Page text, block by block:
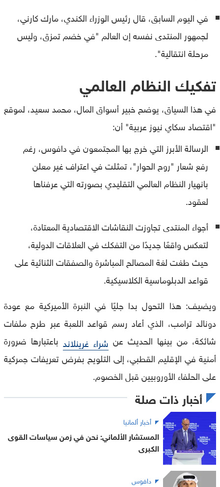
في اليوم السابق، قال رئيس الوزراء الكندي، مارك كارني،
لجمهور المنتدى نفسه إن العالم "في خضم تمزق، وليس
مرحلة انتقالية".
تفكيك النظام العالمي
في هذا السياق، يوضح خبير أسواق المال، محمد سعيد، لموقع
"اقتصاد سكاي نيوز عربية" أن:
الرسالة الأبرز التي خرج بها المجتمعون في دافوس، رغم
رفع شعار "روح الحوار"، تمثلت في اعتراف غير معلن
بانهيار النظام العالمي التقليدي بصورته التي عرفناها
لعقود.
أجواء المنتدى تجاوزت النقاشات الاقتصادية المعتادة،
لتعكس واقعًا جديدًا من التفكك في العلاقات الدولية،
حيث طغت لغة المصالح المباشرة والصفقات الثنائية على
قواعد الدبلوماسية الكلاسيكية.
ويضيف: هذا التحول بدا جليًا في النبرة الأميركية مع عودة
دونالد ترامب، الذي أعاد رسم قواعد اللعبة عبر طرح ملفات
شائكة، من بينها الحديث عن شراء غرينلاند باعتبارها ضرورة
أمنية في الإقليم القطبي، إلى التلويح بفرض تعريفات جمركية
على الحلفاء الأوروبيين قبل الخصوم.
أخبار ذات صلة
أخبار ألمانيا
المستشار الألماني: نحن في زمن سياسات القوى
الكبرى
دافوس